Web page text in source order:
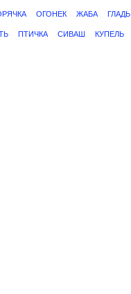
ОГОНЕК ЖАБА ГЛАДЬ
ПТИЧКА СИВАШ КУПЕЛЬ